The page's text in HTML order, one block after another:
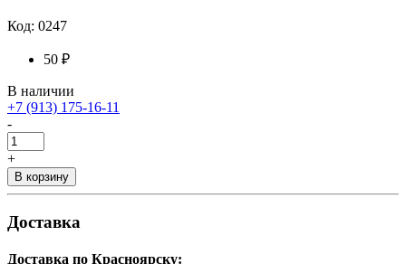
Код: 0247
50 ₽
В наличии
+7 (913) 175-16-11
-
+
В корзину
Доставка
Доставка по Красноярску: